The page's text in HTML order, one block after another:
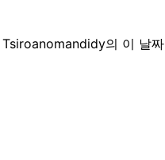
Tsiroanomandidy의 이 날짜